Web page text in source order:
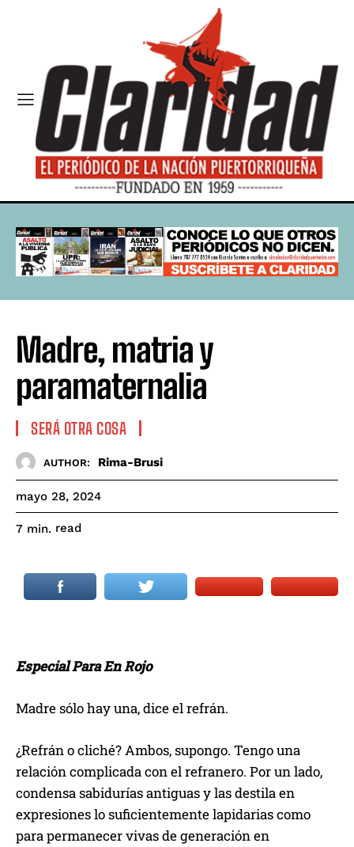
Madre, matria y
paramaternalia
SERÁ OTRA COSA
AUTHOR: Rima-Brusi
mayo 28, 2024
7 min. read
Especial Para En Rojo
Madre sólo hay una, dice el refrán.
¿Refrán o cliché? Ambos, supongo. Tengo una
relación complicada con el refranero. Por un lado,
condensa sabidurías antiguas y las destila en
expresiones lo suficientemente lapidarias como
para permanecer vivas de generación en